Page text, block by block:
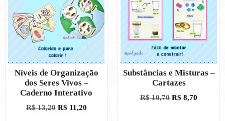
Níveis de Organização
dos Seres Vivos –
Caderno Interativo
R$13,20 R$ 11,20
Substâncias e Misturas –
Cartazes
R$10,70 R$ 8,70